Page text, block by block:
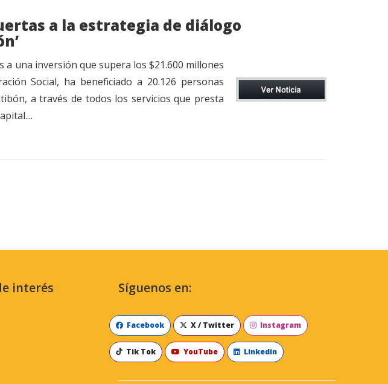
a la estrategia de diálogo
a una inversión que supera los $21.600 millones
Social, ha beneficiado a 20.126 personas
a través de todos los servicios que presta
interés Síguenos en:
Facebook X / Twitter Instagram
Tik Tok YouTube Linkedin